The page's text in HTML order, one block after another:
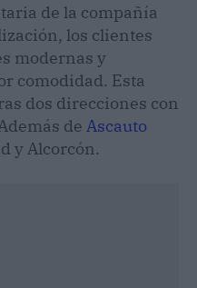
de la compañía
los clientes
modernas y
comodidad. Esta
dos direcciones con
de Ascauto
y Alcorcón.